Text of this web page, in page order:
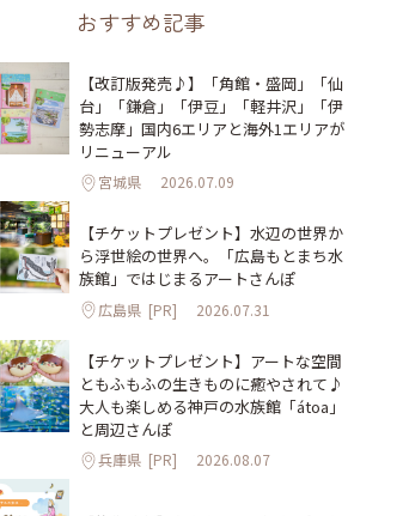
おすすめ記事
【改訂版発売♪】「角館・盛岡」「仙
台」「鎌倉」「伊豆」「軽井沢」「伊
勢志摩」国内6エリアと海外1エリアが
リニューアル
宮城県 2026.07.09
【チケットプレゼント】水辺の世界か
ら浮世絵の世界へ。「広島もとまち水
族館」ではじまるアートさんぽ
広島県 [PR] 2026.07.31
【チケットプレゼント】アートな空間
ともふもふの生きものに癒やされて♪
大人も楽しめる神戸の水族館「átoa」
と周辺さんぽ
兵庫県 [PR] 2026.08.07